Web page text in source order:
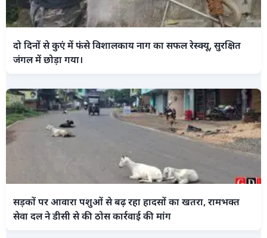
दो दिनों से कुएं में फंसे विशालकाय नाग का सफल रेस्क्यू, सुरक्षित
जंगल में छोड़ा गया।
सड़कों पर आवारा पशुओं से बढ़ रहा हादसों का खतरा, रामभक्त
सेवा दल ने डीसी से की ठोस कार्रवाई की मांग